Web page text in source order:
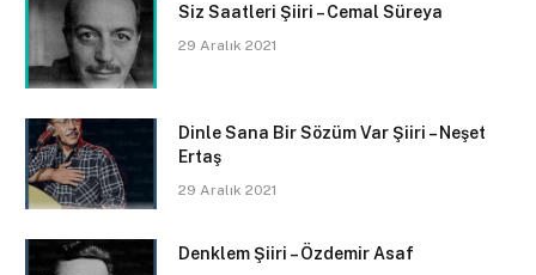
Siz Saatleri Şiiri – Cemal Süreya
29 Aralık 2021
Dinle Sana Bir Sözüm Var Şiiri – Neşet
Ertaş
29 Aralık 2021
Denklem Şiiri – Özdemir Asaf